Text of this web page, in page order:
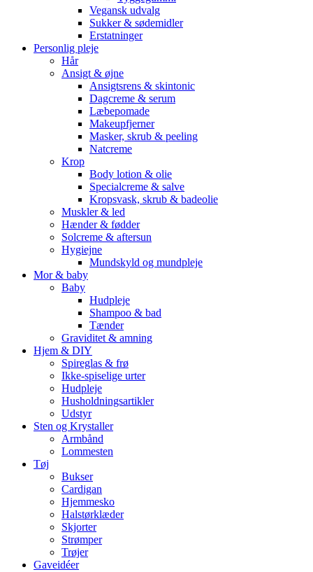
Vegansk udvalg
Sukker & sødemidler
Erstatninger
Personlig pleje
Hår
Ansigt & øjne
Ansigtsrens & skintonic
Dagcreme & serum
Læbepomade
Makeupfjerner
Masker, skrub & peeling
Natcreme
Krop
Body lotion & olie
Specialcreme & salve
Kropsvask, skrub & badeolie
Muskler & led
Hænder & fødder
Solcreme & aftersun
Hygiejne
Mundskyld og mundpleje
Mor & baby
Baby
Hudpleje
Shampoo & bad
Tænder
Graviditet & amning
Hjem & DIY
Spireglas & frø
Ikke-spiselige urter
Hudpleje
Husholdningsartikler
Udstyr
Sten og Krystaller
Armbånd
Lommesten
Tøj
Bukser
Cardigan
Hjemmesko
Halstørklæder
Skjorter
Strømper
Trøjer
Gaveidéer